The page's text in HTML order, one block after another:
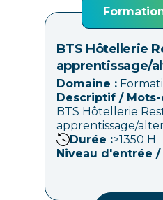
BTS Hôtellerie
apprentissage/
Domaine :
Descriptif / Mots-
BTS Hôtellerie
apprentissage/
Durée :>1350 H
Niveau d'entrée